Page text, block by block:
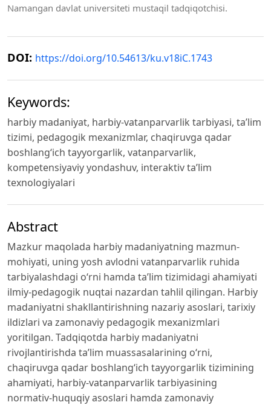
Namangan davlat universiteti mustaqil tadqiqotchisi.
DOI: https://doi.org/10.54613/ku.v18iC.1743
Keywords:
harbiy madaniyat, harbiy-vatanparvarlik tarbiyasi, ta’lim
tizimi, pedagogik mexanizmlar, chaqiruvga qadar
boshlang‘ich tayyorgarlik, vatanparvarlik,
kompetensiyaviy yondashuv, interaktiv ta’lim
texnologiyalari
Abstract
Mazkur maqolada harbiy madaniyatning mazmun-
mohiyati, uning yosh avlodni vatanparvarlik ruhida
tarbiyalashdagi o‘rni hamda ta’lim tizimidagi ahamiyati
ilmiy-pedagogik nuqtai nazardan tahlil qilingan. Harbiy
madaniyatni shakllantirishning nazariy asoslari, tarixiy
ildizlari va zamonaviy pedagogik mexanizmlari
yoritilgan. Tadqiqotda harbiy madaniyatni
rivojlantirishda ta’lim muassasalarining o‘rni,
chaqiruvga qadar boshlang‘ich tayyorgarlik tizimining
ahamiyati, harbiy-vatanparvarlik tarbiyasining
normativ-huquqiy asoslari hamda zamonaviy